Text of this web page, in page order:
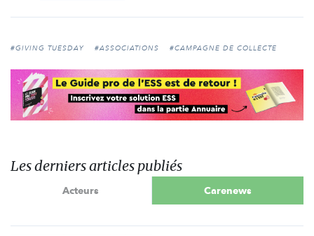
#GIVING TUESDAY #ASSOCIATIONS #CAMPAGNE DE COLLECTE
Les derniers articles publiés
Acteurs Carenews